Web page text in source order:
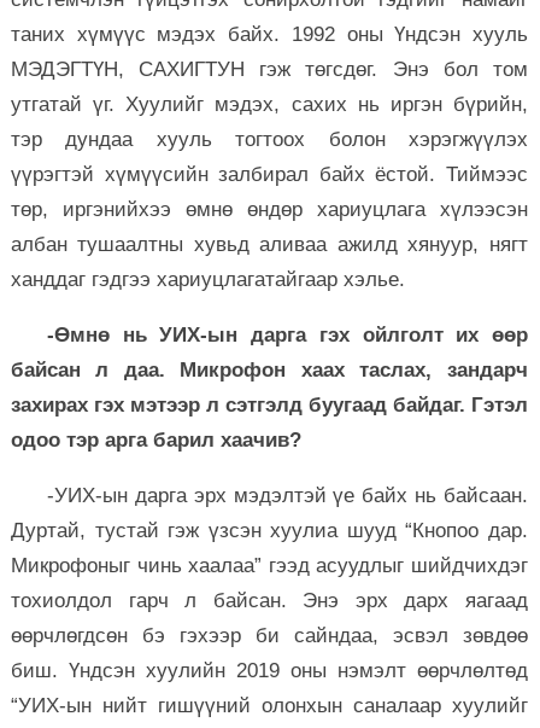
таних хүмүүс мэдэх байх. 1992 оны Үндсэн хууль
МЭДЭГТҮН, САХИГТУН гэж төгсдөг. Энэ бол том
утгатай үг. Хуулийг мэдэх, сахих нь иргэн бүрийн,
тэр дундаа хууль тогтоох болон хэрэгжүүлэх
үүрэгтэй хүмүүсийн залбирал байх ёстой. Тиймээс
төр, иргэнийхээ өмнө өндөр хариуцлага хүлээсэн
албан тушаалтны хувьд аливаа ажилд хянуур, нягт
ханддаг гэдгээ хариуцлагатайгаар хэлье.
-Өмнө нь УИХ-ын дарга гэх ойлголт их өөр
байсан л даа. Микрофон хаах таслах, зандарч
захирах гэх мэтээр л сэтгэлд буугаад байдаг. Гэтэл
одоо тэр арга барил хаачив?
-УИХ-ын дарга эрх мэдэлтэй үе байх нь байсаан.
Дуртай, тустай гэж үзсэн хуулиа шууд “Кнопоо дар.
Микрофоныг чинь хаалаа” гээд асуудлыг шийдчихдэг
тохиолдол гарч л байсан. Энэ эрх дарх яагаад
өөрчлөгдсөн бэ гэхээр би сайндаа, эсвэл зөвдөө
биш. Үндсэн хуулийн 2019 оны нэмэлт өөрчлөлтөд
“УИХ-ын нийт гишүүний олонхын саналаар хуулийг